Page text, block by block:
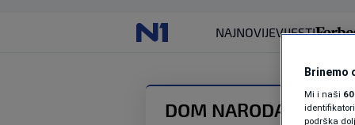
NAJNOVIJEVIJESTI
DOM NARODA
Brinemo
Mi i naši
podrška